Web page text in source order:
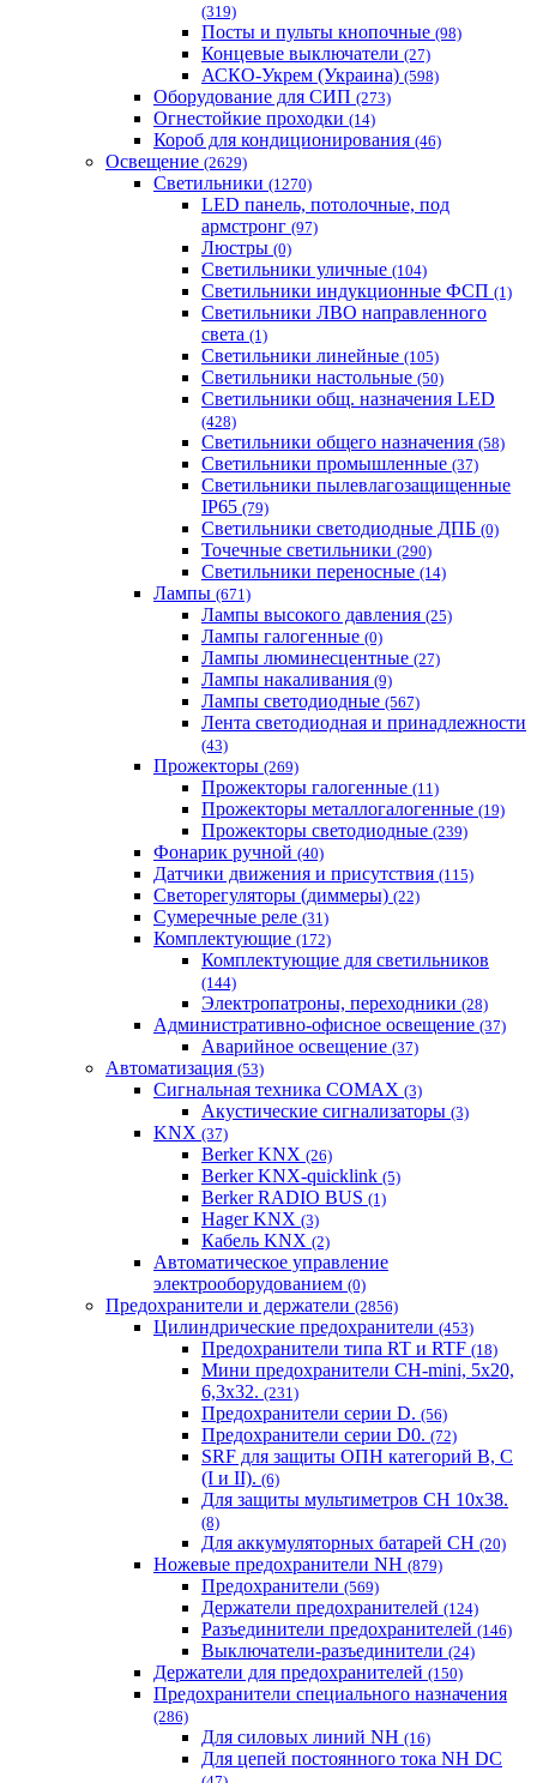
(319)
Посты и пульты кнопочные (98)
Концевые выключатели (27)
АСКО-Укрем (Украина) (598)
Оборудование для СИП (273)
Огнестойкие проходки (14)
Короб для кондиционирования (46)
Освещение (2629)
Светильники (1270)
LED панель, потолочные, под
армстронг (97)
Люстры (0)
Светильники уличные (104)
Светильники индукционные ФСП (1)
Светильники ЛВО направленного
света (1)
Светильники линейные (105)
Светильники настольные (50)
Светильники общ. назначения LED
(428)
Светильники общего назначения (58)
Светильники промышленные (37)
Светильники пылевлагозащищенные
IP65 (79)
Светильники светодиодные ДПБ (0)
Точечные светильники (290)
Светильники переносные (14)
Лампы (671)
Лампы высокого давления (25)
Лампы галогенные (0)
Лампы люминесцентные (27)
Лампы накаливания (9)
Лампы светодиодные (567)
Лента светодиодная и принадлежности
(43)
Прожекторы (269)
Прожекторы галогенные (11)
Прожекторы металлогалогенные (19)
Прожекторы светодиодные (239)
Фонарик ручной (40)
Датчики движения и присутствия (115)
Светорегуляторы (диммеры) (22)
Сумеречные реле (31)
Комплектующие (172)
Комплектующие для светильников
(144)
Электропатроны, переходники (28)
Административно-офисное освещение (37)
Аварийное освещение (37)
Автоматизация (53)
Сигнальная техника COMAX (3)
Акустические сигнализаторы (3)
KNX (37)
Berker KNX (26)
Berker KNX-quicklink (5)
Berker RADIO BUS (1)
Hager KNX (3)
Кабель KNX (2)
Автоматическое управление
электрооборудованием (0)
Предохранители и держатели (2856)
Цилиндрические предохранители (453)
Предохранители типа RT и RTF (18)
Мини предохранители CH-mini, 5x20,
6,3x32. (231)
Предохранители серии D. (56)
Предохранители серии D0. (72)
SRF для защиты ОПН категорий B, C
(I и II). (6)
Для защиты мультиметров CH 10х38.
(8)
Для аккумуляторных батарей CH (20)
Ножевые предохранители NH (879)
Предохранители (569)
Держатели предохранителей (124)
Разъединители предохранителей (146)
Выключатели-разъединители (24)
Держатели для предохранителей (150)
Предохранители специального назначения
(286)
Для силовых линий NH (16)
Для цепей постоянного тока NH DC